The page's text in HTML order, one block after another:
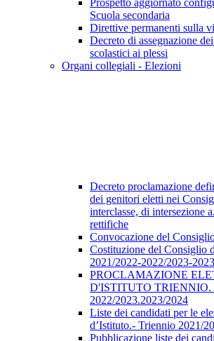
Prospetto aggiornato
Scuola secondaria
Direttive permanenti sulla
Decreto di assegnazione
scolastici ai plessi
Organi collegiali - Elezioni
Decreto proclamazione
dei genitori eletti nei
interclasse, di intersezione
rettifiche
Convocazione del
Costituzione del Consiglio
2021/2022-2022/2023-
PROCLAMAZIONE
D'ISTITUTO TRIENNIO.
2022/2023.2023/2024
Liste dei candidati per le
d’Istituto.- Triennio 2021/
Pubblicazione liste dei